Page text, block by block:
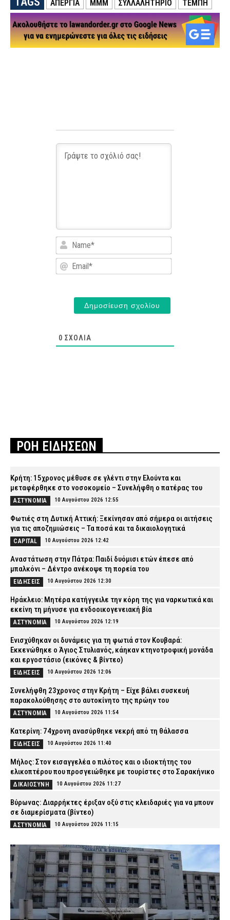
ΑΠΕΡΓΙΑ ΜΜΜ ΣΥΛΛΑΛΗΤΗΡΙΟ ΤΕΜΠΗ
Name*
Email*
0 ΣΧΌΛΙΑ
ΡΟΗ ΕΙΔΗΣΕΩΝ
Κρήτη: 15χρονος μέθυσε σε γλέντι στην Ελούντα και
μεταφέρθηκε στο νοσοκομείο – Συνελήφθη ο πατέρας του
ΑΣΤΥΝΟΜΙΑ 10 Αυγούστου 2026 12:55
Φωτιές στη Δυτική Αττική: Ξεκίνησαν από σήμερα οι αιτήσεις
για τις αποζημιώσεις – Τα ποσά και τα δικαιολογητικά
CAPITAL 10 Αυγούστου 2026 12:42
Αναστάτωση στην Πάτρα: Παιδί δυόμισι ετών έπεσε από
μπαλκόνι – Δέντρο ανέκοψε τη πορεία του
ΕΙΔΗΣΕΙΣ 10 Αυγούστου 2026 12:30
Ηράκλειο: Μητέρα κατήγγειλε την κόρη της για ναρκωτικά και
εκείνη τη μήνυσε για ενδοοικογενειακή βία
ΑΣΤΥΝΟΜΙΑ 10 Αυγούστου 2026 12:19
Ενισχύθηκαν οι δυνάμεις για τη φωτιά στον Κουβαρά:
Εκκενώθηκε ο Άγιος Στυλιανός, κάηκαν κτηνοτροφική μονάδα
και εργοστάσιο (εικόνες & βίντεο)
ΕΙΔΗΣΕΙΣ 10 Αυγούστου 2026 12:06
Συνελήφθη 23χρονος στην Κρήτη – Είχε βάλει συσκευή
παρακολούθησης στο αυτοκίνητο της πρώην του
ΑΣΤΥΝΟΜΙΑ 10 Αυγούστου 2026 11:54
Κατερίνη: 74χρονη ανασύρθηκε νεκρή από τη θάλασσα
ΕΙΔΗΣΕΙΣ 10 Αυγούστου 2026 11:40
Μήλος: Στον εισαγγελέα ο πιλότος και ο ιδιοκτήτης του
ελικοπτέρου που προσγειώθηκε με τουρίστες στο Σαρακήνικο
ΔΙΚΑΙΟΣΥΝΗ 10 Αυγούστου 2026 11:27
Βύρωνας: Διαρρήκτες έριξαν οξύ στις κλειδαριές για να μπουν
σε διαμερίσματα (βίντεο)
ΑΣΤΥΝΟΜΙΑ 10 Αυγούστου 2026 11:15
Φωτιά στον Κουβαρά Αττικής: Η στιγμή που ρεπόρτερ σώζει
χελώνα (βίντεο)
ΕΙΔΗΣΕΙΣ 10 Αυγούστου 2026 11:02
Συνελήφθη 53χρονος αλλοδαπός στο αεροδρόμιο της Αθήνας –
Καταζητούνταν στη Γαλλία για «ξέπλυμα» χρήματος και απάτες
ΑΣΤΥΝΟΜΙΑ 10 Αυγούστου 2026 10:50